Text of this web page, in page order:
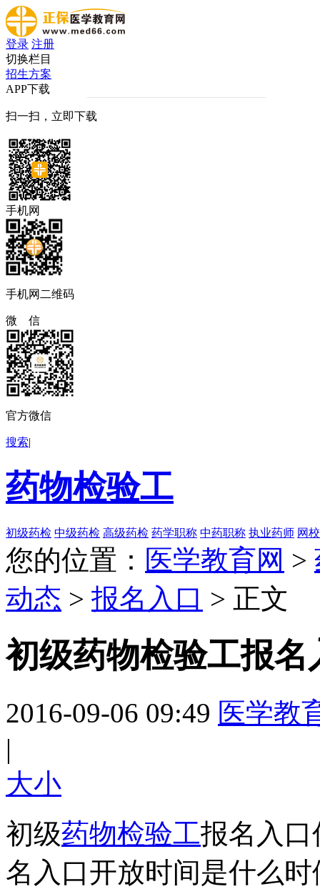
登录 注册
切换栏目
招生方案
APP下载
扫一扫，立即下载
手机网
手机网二维码
微 信
官方微信
搜索|
药物检验工
初级药检 中级药检 高级药检 药学职称 中药职称 执业药师 网
您的位置： 医学教育网 >
动态 > 报名入口 > 正文
初级药物检验工报名
2016-09-06 09:49 医学教
|
大小
初级药物检验工报名入
名入口开放时间是什么